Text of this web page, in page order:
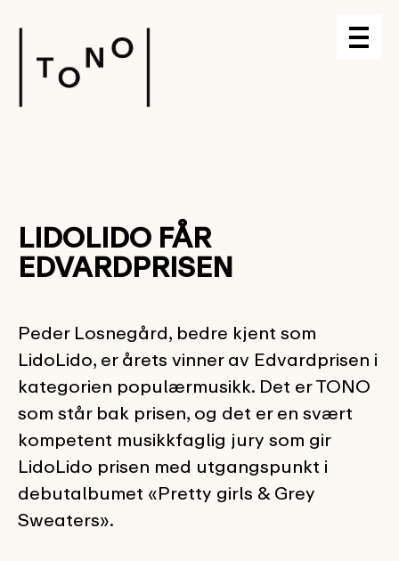
LIDOLIDO FÅR
EDVARDPRISEN
Peder Losnegård, bedre kjent som
LidoLido, er årets vinner av Edvardprisen i
kategorien populærmusikk. Det er TONO
som står bak prisen, og det er en svært
kompetent musikkfaglig jury som gir
LidoLido prisen med utgangspunkt i
debutalbumet «Pretty girls & Grey
Sweaters».